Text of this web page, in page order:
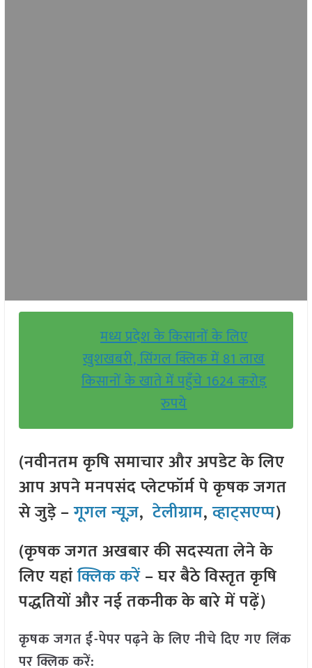
मध्य प्रदेश के किसानों के लिए
खुशखबरी, सिंगल क्लिक में 81 लाख
किसानों के खाते में पहुँचे 1624 करोड़
रुपये
(नवीनतम कृषि समाचार और अपडेट के लिए
आप अपने मनपसंद प्लेटफॉर्म पे कृषक जगत
से जुड़े –गूगल न्यूज़,टेलीग्राम,व्हाट्सएप्प)
(कृषक जगत अखबार की सदस्यता लेने के
लिए यहांक्लिक करें– घर बैठे विस्तृत कृषि
पद्धतियों और नई तकनीक के बारे में पढ़ें)
कृषक जगत ई-पेपर पढ़ने के लिए नीचे दिए गए लिंक
पर क्लिक करें: